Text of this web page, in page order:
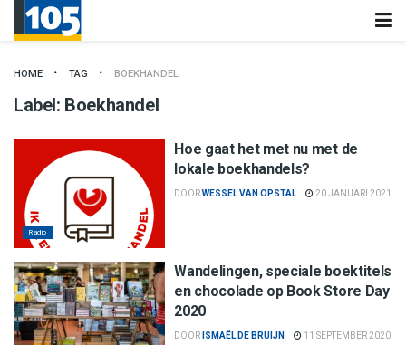
HOME TAG BOEKHANDEL
Label: Boekhandel
Radio
Hoe gaat het met nu met de
lokale boekhandels?
DOORWESSEL VAN OPSTAL 20 JANUARI 2021
Wandelingen, speciale boektitels
en chocolade op Book Store Day
2020
DOOR ISMAËL DE BRUIJN 11 SEPTEMBER 2020